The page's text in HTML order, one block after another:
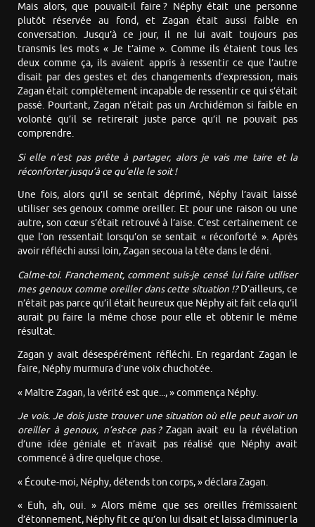
Mais alors, que pouvait-il faire ? Néphy était une personne
plutôt réservée au fond, et Zagan était aussi faible en
conversation. Jusqu’à ce jour, il ne lui avait toujours pas
transmis les mots « Je t’aime ». Comme ils étaient tous les
deux comme ça, ils avaient appris à ressentir ce que l’autre
disait par des gestes et des changements d’expression, mais
Zagan était complètement incapable de ressentir ce qui s’était
passé. Pourtant, Zagan n’était pas un Archidémon si faible en
volonté qu’il se retirerait juste parce qu’il ne pouvait pas
comprendre.
Si elle n’est pas prête à partager, alors je vais me taire et la
réconforter jusqu’à ce qu’elle le soit !
Une fois, alors qu’il se sentait déprimé, Néphy l’avait laissé
utiliser ses genoux comme oreiller. Et pour une raison ou une
autre, son cœur s’était retrouvé à l’aise. C’est certainement ce
que l’on ressentait lorsqu’on se sentait « réconforté ». Après
avoir réfléchi aussi loin, Zagan secoua la tête dans le déni.
Calme-toi. Franchement, comment suis-je censé lui faire utiliser
mes genoux comme oreiller dans cette situation !?D’ailleurs, ce
n’était pas parce qu’il était heureux que Néphy ait fait cela qu’il
aurait pu faire la même chose pour elle et obtenir le même
résultat.
Zagan y avait désespérément réfléchi. En regardant Zagan le
faire, Néphy murmura d’une voix chuchotée.
« Maître Zagan, la vérité est que..., » commença Néphy.
Je vois. Je dois juste trouver une situation où elle peut avoir un
oreiller à genoux, n’est-ce pas ? Zagan avait eu la révélation
d’une idée géniale et n’avait pas réalisé que Néphy avait
commencé à dire quelque chose.
« Écoute-moi, Néphy, détends ton corps, » déclara Zagan.
« Euh, ah, oui. » Alors même que ses oreilles frémissaient
d’étonnement, Néphy fit ce qu’on lui disait et laissa diminuer la